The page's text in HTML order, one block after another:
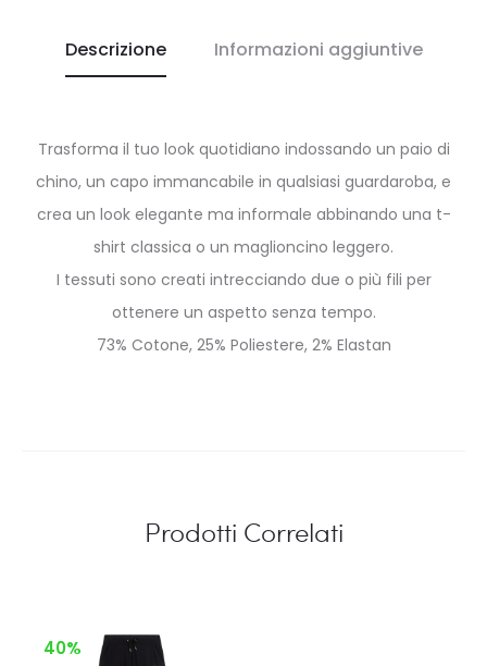
Descrizione Informazioni aggiuntive
Trasforma il tuo look quotidiano indossando un paio di
chino, un capo immancabile in qualsiasi guardaroba, e
crea un look elegante ma informale abbinando una t-
shirt classica o un maglioncino leggero.
I tessuti sono creati intrecciando due o più fili per
ottenere un aspetto senza tempo.
73% Cotone, 25% Poliestere, 2% Elastan
Prodotti Correlati
40%